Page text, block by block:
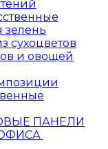
зелень
сухоцветов
и овощей
ПАНЕЛИ